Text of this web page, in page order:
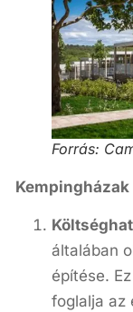
Forrás:
általában
építése.
foglalja az